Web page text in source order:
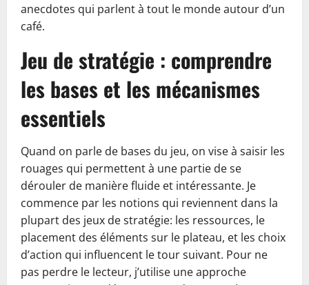
anecdotes qui parlent à tout le monde autour d’un
café.
Jeu de stratégie : comprendre
les bases et les mécanismes
essentiels
Quand on parle de bases du jeu, on vise à saisir les
rouages qui permettent à une partie de se
dérouler de manière fluide et intéressante. Je
commence par les notions qui reviennent dans la
plupart des jeux de stratégie: les ressources, le
placement des éléments sur le plateau, et les choix
d’action qui influencent le tour suivant. Pour ne
pas perdre le lecteur, j’utilise une approche